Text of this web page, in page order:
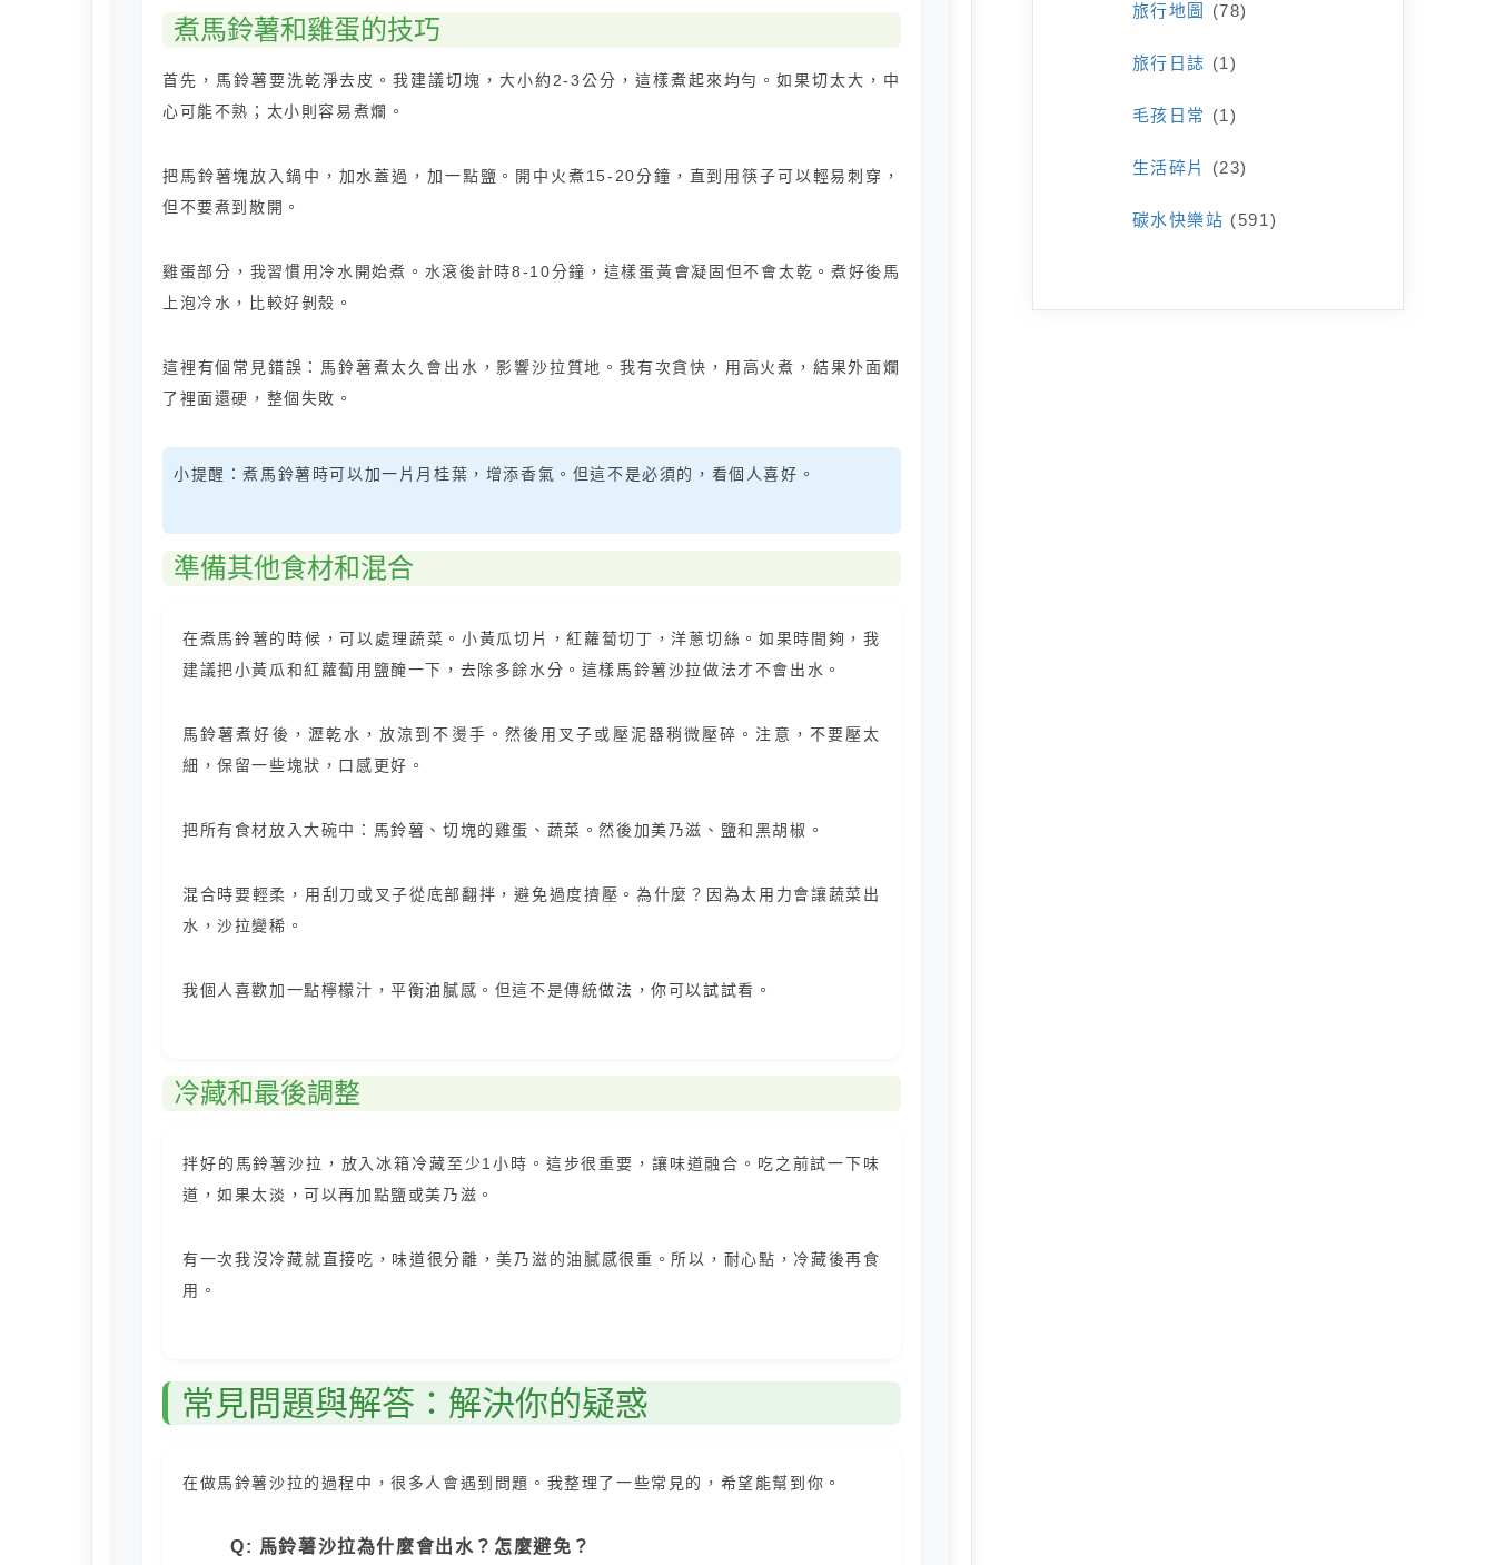
煮馬鈴薯和雞蛋的技巧
首先，馬鈴薯要洗乾淨去皮。我建議切塊，大小約2-3公分，這樣煮起來均勻。如果切太大，中
心可能不熟；太小則容易煮爛。
把馬鈴薯塊放入鍋中，加水蓋過，加一點鹽。開中火煮15-20分鐘，直到用筷子可以輕易刺穿，
但不要煮到散開。
雞蛋部分，我習慣用冷水開始煮。水滾後計時8-10分鐘，這樣蛋黃會凝固但不會太乾。煮好後馬
上泡冷水，比較好剝殼。
這裡有個常見錯誤：馬鈴薯煮太久會出水，影響沙拉質地。我有次貪快，用高火煮，結果外面爛
了裡面還硬，整個失敗。
小提醒：煮馬鈴薯時可以加一片月桂葉，增添香氣。但這不是必須的，看個人喜好。
準備其他食材和混合
在煮馬鈴薯的時候，可以處理蔬菜。小黃瓜切片，紅蘿蔔切丁，洋蔥切絲。如果時間夠，我
建議把小黃瓜和紅蘿蔔用鹽醃一下，去除多餘水分。這樣馬鈴薯沙拉做法才不會出水。
馬鈴薯煮好後，瀝乾水，放涼到不燙手。然後用叉子或壓泥器稍微壓碎。注意，不要壓太
細，保留一些塊狀，口感更好。
把所有食材放入大碗中：馬鈴薯、切塊的雞蛋、蔬菜。然後加美乃滋、鹽和黑胡椒。
混合時要輕柔，用刮刀或叉子從底部翻拌，避免過度擠壓。為什麼？因為太用力會讓蔬菜出
水，沙拉變稀。
我個人喜歡加一點檸檬汁，平衡油膩感。但這不是傳統做法，你可以試試看。
冷藏和最後調整
拌好的馬鈴薯沙拉，放入冰箱冷藏至少1小時。這步很重要，讓味道融合。吃之前試一下味
道，如果太淡，可以再加點鹽或美乃滋。
有一次我沒冷藏就直接吃，味道很分離，美乃滋的油膩感很重。所以，耐心點，冷藏後再食
用。
常見問題與解答：解決你的疑惑
在做馬鈴薯沙拉的過程中，很多人會遇到問題。我整理了一些常見的，希望能幫到你。
Q: 馬鈴薯沙拉為什麼會出水？怎麼避免？
旅行地圖 (78)
旅行日誌 (1)
毛孩日常 (1)
生活碎片 (23)
碳水快樂站 (591)